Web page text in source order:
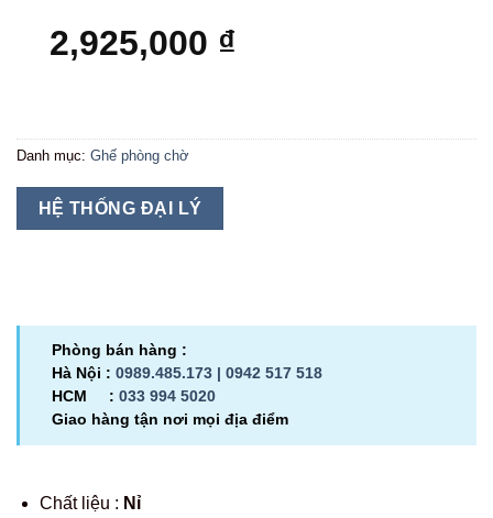
2,925,000 ₫
Danh mục: Ghế phòng chờ
HỆ THỐNG ĐẠI LÝ
Phòng bán hàng :
Hà Nội : 0989.485.173 | 0942 517 518
HCM : 033 994 5020
Giao hàng tận nơi mọi địa điểm
Chất liệu : Nỉ